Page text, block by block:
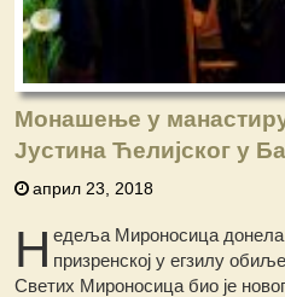
Монашење у
Јустина Ћелијског у
април 23, 2018
Н едеља Мироносица донела
призренској у егзилу
Светих Мироносица био је